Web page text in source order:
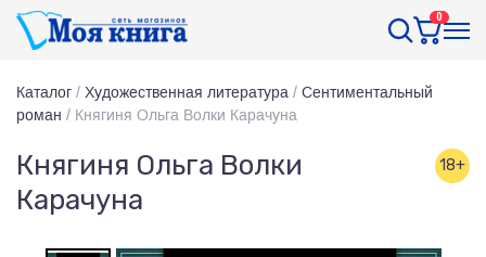
0
Каталог / Художественная литература / Сентиментальный
роман / Княгиня Ольга Волки Карачуна
Княгиня Ольга Волки
Карачуна
18+